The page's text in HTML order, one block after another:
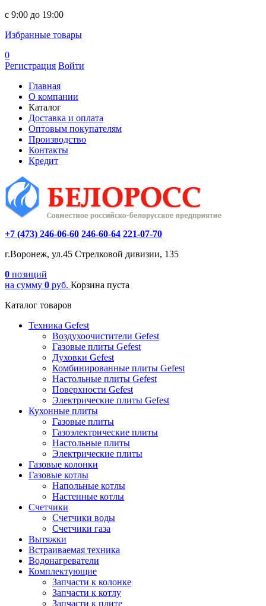
c 9:00 до 19:00
Избранные товары
0
Регистрация Войти
Главная
О компании
Каталог
Доставка и оплата
Оптовым покупателям
Производство
Контакты
Кредит
+7 (473) 246-06-60 246-60-64 221-07-70
г.Воронеж, ул.45 Стрелковой дивизии, 135
0 позиций
на сумму 0 руб. Корзина пуста
Каталог товаров
Техника Gefest
Воздухоочистители Gefest
Газовые плиты Gefest
Духовки Gefest
Комбинированные плиты Gefest
Настольные плиты Gefest
Поверхности Gefest
Электрические плиты Gefest
Кухонные плиты
Газовые плиты
Газоэлектрические плиты
Настольные плиты
Электрические плиты
Газовые колонки
Газовые котлы
Напольные котлы
Настенные котлы
Счетчики
Счетчики воды
Счетчики газа
Вытяжки
Встраиваемая техника
Водонагреватели
Комплектующие
Запчасти к колонке
Запчасти к котлу
Запчасти к плите